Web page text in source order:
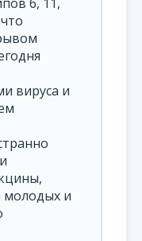
вируса и
молодых и